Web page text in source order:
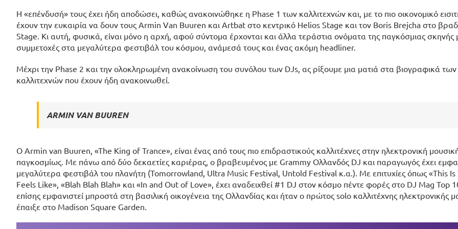
Η «επένδυσή» τους έχει ήδη αποδώσει, καθώς ανακοινώθηκε η Phase 1 των καλλιτεχνών και, με το πιο οικονομικό
έχουν την ευκαιρία να δουν τους Armin Van Buuren και Artbat στο κεντρικό Helios Stage και τον Boris Brejcha στο
Stage. Κι αυτή, φυσικά, είναι μόνο η αρχή, αφού σύντομα έρχονται και άλλα τεράστια ονόματα της παγκόσμιας σκηνής
συμμετοχές στα μεγαλύτερα φεστιβάλ του κόσμου, ανάμεσά τους και ένας ακόμη headliner.
Μέχρι την Phase 2 και την ολοκληρωμένη ανακοίνωση του συνόλου των DJs, ας ρίξουμε μια ματιά στα βιογραφικά των
καλλιτεχνών που έχουν ήδη ανακοινωθεί.
ARMIN VAN BUUREN
Ο Armin van Buuren, «The King of Trance», είναι ένας από τους πιο επιδραστικούς καλλιτέχνες στην ηλεκτρονική
παγκοσμίως. Με πάνω από δύο δεκαετίες καριέρας, ο βραβευμένος με Grammy Ολλανδός DJ και παραγωγός έχει
μεγαλύτερα φεστιβάλ του πλανήτη (Tomorrowland, Ultra Music Festival, Untold Festival κ.α.). Με επιτυχίες όπως «This
Feels Like», «Blah Blah Blah» και «In and Out of Love», έχει αναδειχθεί #1 DJ στον κόσμο πέντε φορές στο DJ Mag Top
επίσης εμφανιστεί μπροστά στη βασιλική οικογένεια της Ολλανδίας και ήταν ο πρώτος solo καλλιτέχνης ηλεκτρονικής
έπαιξε στο Madison Square Garden.